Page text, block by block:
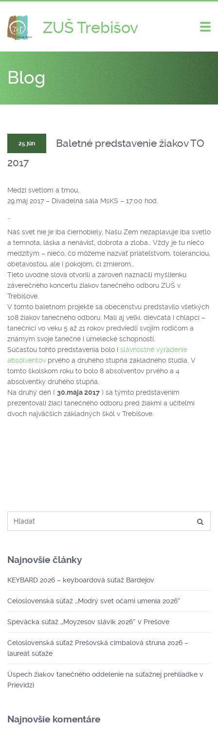
ZUŠ Trebišov
Blog
25 jún
Baletné predstavenie žiakov TO
2017
Medzi svetlom a tmou.
29.máj 2017 – Divadelná sála MsKS – 17:00 hod.
Náš svet nie je iba čiernobiely. Našu Zem nezaplavuje iba svetlo
a temnota, láska a nenávisť, dobrota a zloba… Vždy je tu niečo
medzitým – niečo, čo môžeme nazvať priateľstvom, toleranciou,
obetavosťou, ale i pokojom, či zmierom…
Tieto úvodné slová otvorili a zároveň naznačili myšlienku
záverečného koncertu žiakov tanečného odboru ZUŠ v
Trebišove.
V tomto baletnom projekte sa obecenstvu predstavilo všetkých
108 žiakov tanečného odboru. Malí aj veľkí, dievčatá i chlapci –
tanečníci vo veku 5 až 21 rokov predviedli svojim rodičom a
známym svoje tanečné i umelecké schopnosti.
Súčasťou tohto predstavenia bolo i slávnostné vyradenie
absolventov prvého a druhého stupňa základného štúdia. V
tomto školskom roku to bolo 8 absolventov prvého a 4
absolventky druhého stupňa.
Na druhý deň ( 30.mája 2017 ) sa týmto predstavením
prezentovali žiaci tanečného odboru pred žiakmi a učiteľmi
dvoch najväčších základných škôl v Trebišove.
Najnovšie články
KEYBARD 2026 – keyboardová súťaž Bardejov
Celoslovenská súťaž ,,Modrý svet očami umenia 2026″
Spevácka súťaž ,,Moyzesov slávik 2026″ v Prešove
Celoslovenská súťaž Prešovská cimbalová struna 2026 –
laureát súťaže
Úspech žiakov tanečného oddelenie na súťažnej prehliadke v
Prievidzi
Najnovšie komentáre